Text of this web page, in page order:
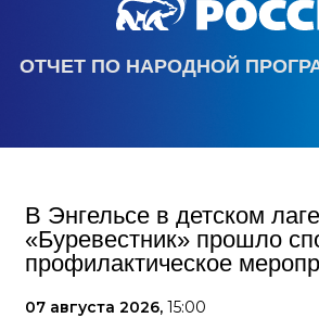
ОТЧЕТ ПО НАРОДНОЙ
В Энгельсе в детском
«Буревестник» прошло
профилактическое
07 августа 2026, 15:00